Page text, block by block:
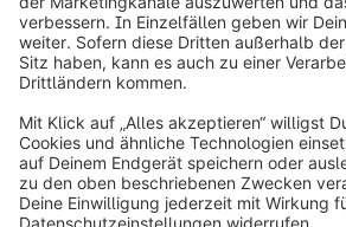
info@shopware.com
Produkt
Lösungen